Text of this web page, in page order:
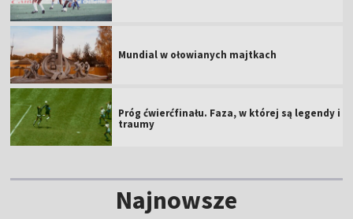
Mundial w ołowianych majtkach
Próg ćwierćfinału. Faza, w której są legendy i
traumy
Najnowsze